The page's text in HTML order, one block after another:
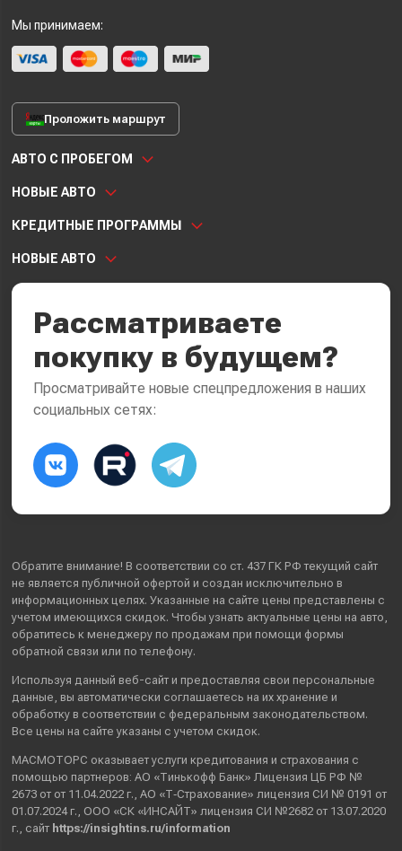
Мы принимаем:
Проложить маршрут
АВТО С ПРОБЕГОМ
НОВЫЕ АВТО
КРЕДИТНЫЕ ПРОГРАММЫ
НОВЫЕ АВТО
Рассматриваете
покупку в будущем?
Просматривайте новые спецпредложения в наших
социальных сетях:
Обратите внимание! В соответствии со ст. 437 ГК РФ текущий сайт
не является публичной офертой и создан исключительно в
информационных целях. Указанные на сайте цены представлены с
учетом имеющихся скидок. Чтобы узнать актуальные цены на авто,
обратитесь к менеджеру по продажам при помощи формы
обратной связи или по телефону.
Используя данный веб-сайт и предоставляя свои персональные
данные , вы автоматически соглашаетесь на их хранение и
обработку в соответствии с федеральным законодательством.
Все цены на сайте указаны с учетом скидок.
МАСМОТОРС оказывает услуги кредитования и страхования с
помощью партнеров: АО «Тинькофф Банк» Лицензия ЦБ РФ №
2673 от от 11.04.2022 г., АО «Т‑Страхование» лицензия СИ № 0191 от
01.07.2024 г., ООО «СК «ИНСАЙТ» лицензия СИ №2682 от 13.07.2020
г., сайт https://insightins.ru/information